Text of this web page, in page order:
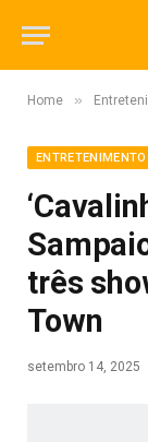
Home »
ENTRETENIMENTO
três
Town
setembro 14, 2025